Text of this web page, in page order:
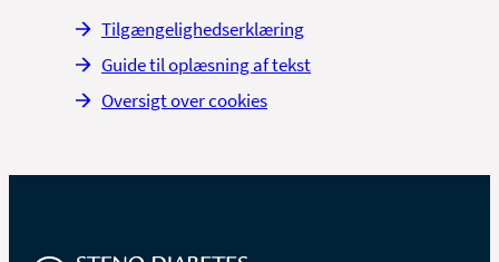
Tilgængelighedserklæring
Guide til oplæsning af tekst
Oversigt over cookies